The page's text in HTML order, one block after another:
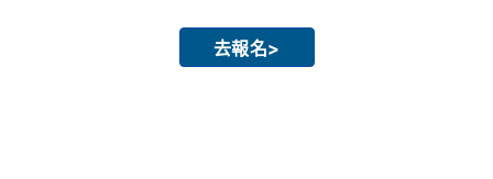
去報名>